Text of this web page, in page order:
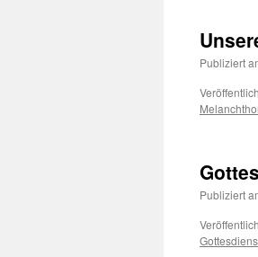
Publiziert
Publiziert